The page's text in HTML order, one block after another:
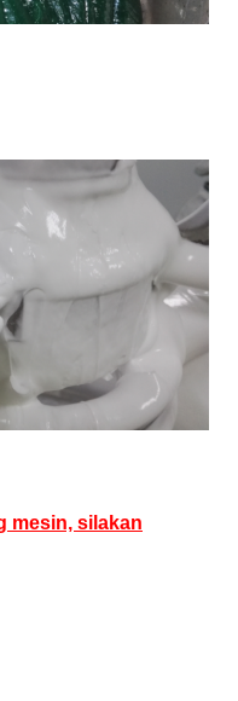
mesin, silakan